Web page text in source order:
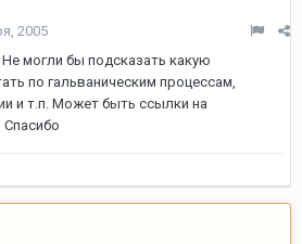
2005
могли бы подсказать какую
по гальваническим процессам,
и т.п. Может быть ссылки на
Спасибо